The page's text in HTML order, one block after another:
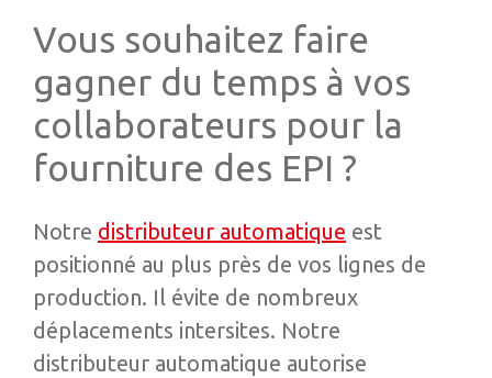
Vous souhaitez faire
gagner du temps à vos
collaborateurs pour la
fourniture des EPI ?
Notre distributeur automatique est
positionné au plus près de vos lignes de
production. Il évite de nombreux
déplacements intersites. Notre
distributeur automatique autorise